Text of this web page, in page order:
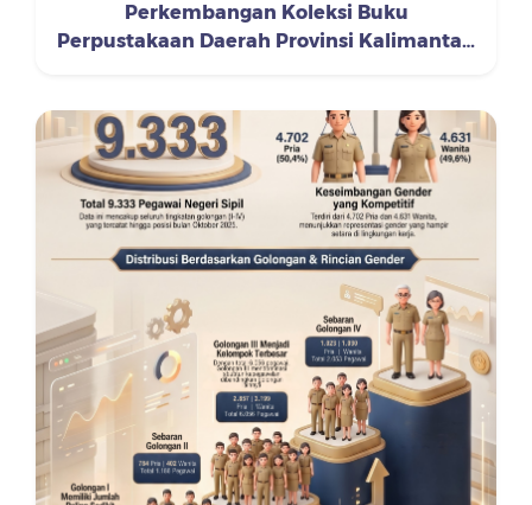
Perkembangan Koleksi Buku
Perpustakaan Daerah Provinsi Kalimantan